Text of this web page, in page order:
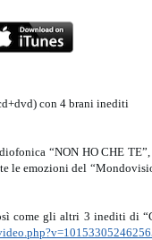
con 4 brani inediti
“NON HO CHE
le emozioni del
come gli altri 3 inediti di